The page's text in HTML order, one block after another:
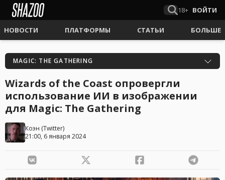
18+ ВОЙТИ
НОВОСТИ ПЛАТФОРМЫ СТАТЬИ БОЛЬШЕ
MAGIC: THE GATHERING
Wizards of the Coast опровергли
использование ИИ в изображении
для Magic: The Gathering
Коэн (Twitter)
21:00, 6 января 2024